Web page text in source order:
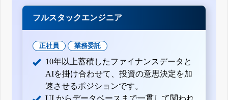
フルスタックエンジニア
正社員 業務委託
10年以上蓄積したファイナンスデータと
AIを掛け合わせて、投資の意思決定を加
速させるポジションです。
UI からデータベースまで一貫して関われ